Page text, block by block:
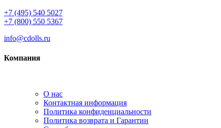
+7 (495) 540 5027
+7 (800) 550 5367
info@cdolls.ru
Компания
О нас
Контактная информация
Политика конфиденциальности
Политика возврата и Гарантии